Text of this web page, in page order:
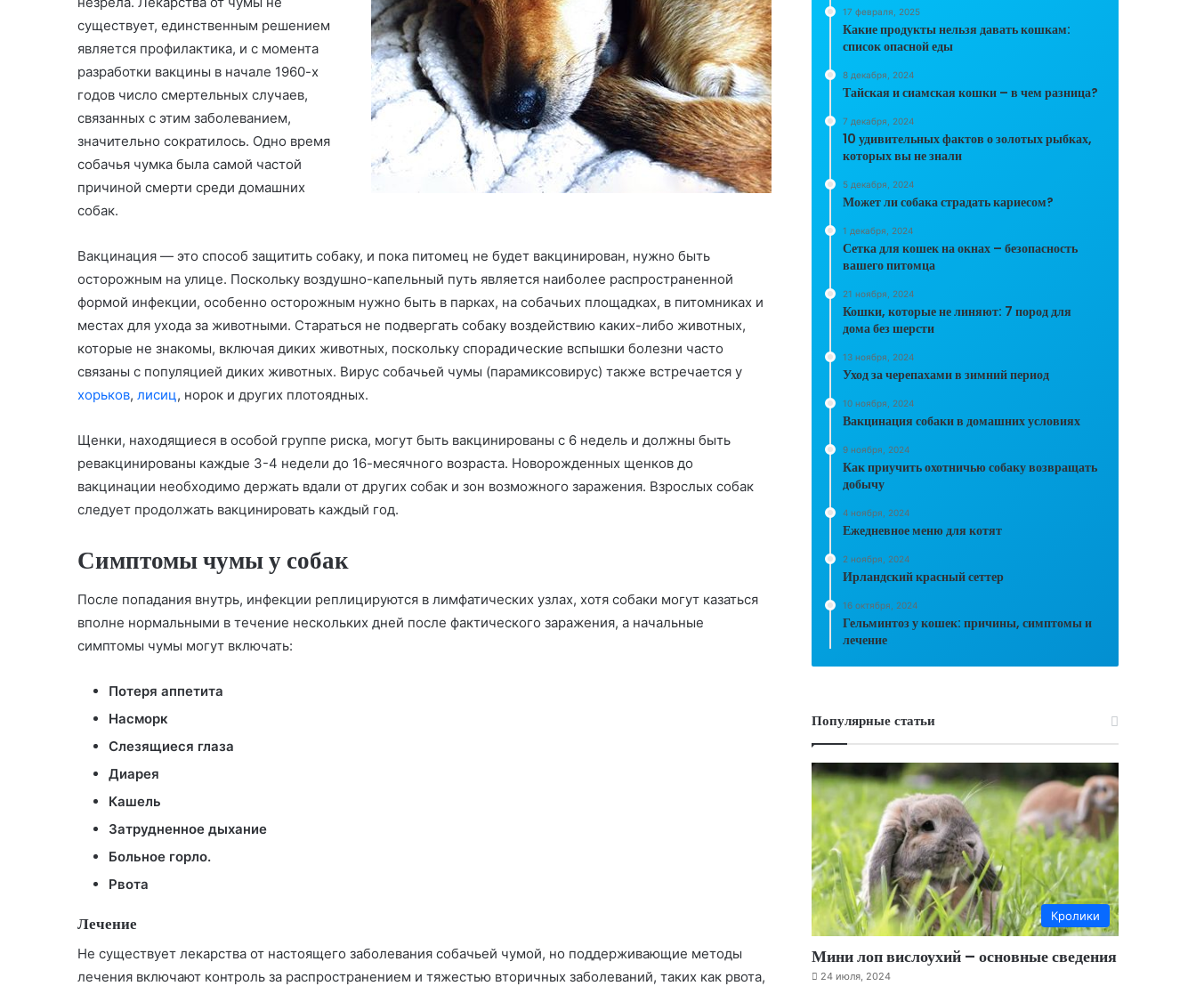
существует, единственным решением
является профилактика, и с момента
разработки вакцины в начале 1960-х
годов число смертельных случаев,
связанных с этим заболеванием,
значительно сократилось. Одно время
собачья чумка была самой частой
причиной смерти среди домашних
собак.
Вакцинация — это способ защитить собаку, и пока питомец не будет вакцинирован, нужно быть
осторожным на улице. Поскольку воздушно-капельный путь является наиболее распространенной
формой инфекции, особенно осторожным нужно быть в парках, на собачьих площадках, в питомниках и
местах для ухода за животными. Стараться не подвергать собаку воздействию каких-либо животных,
которые не знакомы, включая диких животных, поскольку спорадические вспышки болезни часто
связаны с популяцией диких животных. Вирус собачьей чумы (парамиксовирус) также встречается у
хорьков, лисиц, норок и других плотоядных.
Щенки, находящиеся в особой группе риска, могут быть вакцинированы с 6 недель и должны быть
ревакцинированы каждые 3-4 недели до 16-месячного возраста. Новорожденных щенков до
вакцинации необходимо держать вдали от других собак и зон возможного заражения. Взрослых собак
следует продолжать вакцинировать каждый год.
Симптомы чумы у собак
После попадания внутрь, инфекции реплицируются в лимфатических узлах, хотя собаки могут казаться
вполне нормальными в течение нескольких дней после фактического заражения, а начальные
симптомы чумы могут включать:
Потеря аппетита
Насморк
Слезящиеся глаза
Диарея
Кашель
Затрудненное дыхание
Больное горло.
Рвота
Лечение
Не существует лекарства от настоящего заболевания собачьей чумой, но поддерживающие методы
лечения включают контроль за распространением и тяжестью вторичных заболеваний, таких как рвота,
17 февраля, 2025
Какие продукты нельзя давать кошкам:
список опасной еды
8 декабря, 2024
Тайская и сиамская кошки – в чем разница?
7 декабря, 2024
10 удивительных фактов о золотых рыбках,
которых вы не знали
5 декабря, 2024
Может ли собака страдать кариесом?
1 декабря, 2024
Сетка для кошек на окнах – безопасность
вашего питомца
21 ноября, 2024
Кошки, которые не линяют: 7 пород для
дома без шерсти
13 ноября, 2024
Уход за черепахами в зимний период
10 ноября, 2024
Вакцинация собаки в домашних условиях
9 ноября, 2024
Как приучить охотничью собаку возвращать
добычу
4 ноября, 2024
Ежедневное меню для котят
2 ноября, 2024
Ирландский красный сеттер
16 октября, 2024
Гельминтоз у кошек: причины, симптомы и
лечение
Популярные статьи
Кролики
Мини лоп вислоухий – основные сведения
24 июля, 2024